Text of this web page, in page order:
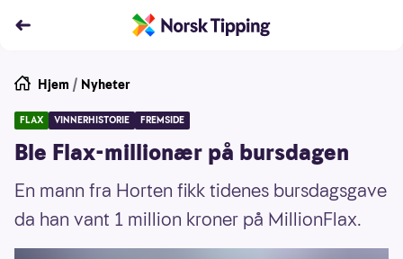
Hjem / Nyheter
FLAX VINNERHISTORIE FREMSIDE
Ble Flax-millionær på bursdagen
En mann fra Horten fikk tidenes bursdagsgave
da han vant 1 million kroner på MillionFlax.